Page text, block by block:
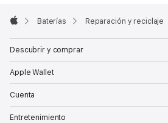
Footer

Baterías Reparación y reciclaje
Descubrir y comprar
Apple Wallet
Cuenta
Entretenimiento